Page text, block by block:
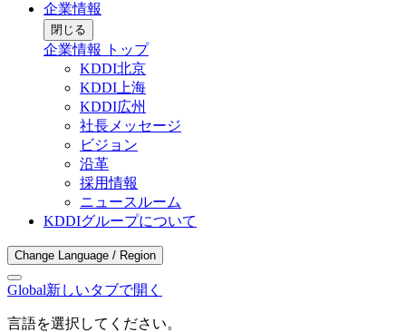
企業情報
閉じる
企業情報 トップ
KDDI北京
KDDI上海
KDDI広州
社長メッセージ
ビジョン
沿革
採用情報
ニュースルーム
KDDIグループについて
Change Language / Region
Global新しいタブで開く
言語を選択してください。